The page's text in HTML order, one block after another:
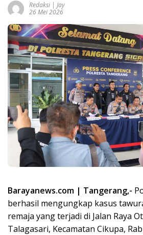
Redaksi | Jay
26 Mei 2026
Barayanews.com | Tangerang,-
berhasil mengungkap kasus
remaja yang terjadi di Jalan Raya
Talagasari, Kecamatan Cikupa,